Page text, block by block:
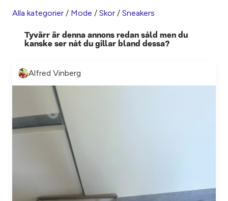
Alla kategorier / Mode / Skor / Sneakers
Tyvärr är denna annons redan såld men du
kanske ser nåt du gillar bland dessa?
Alfred Vinberg